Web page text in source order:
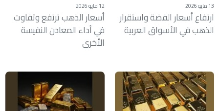
13 مايو 2026
ارتفاع أسعار الفضة واستقرار
الذهب في الأسواق العربية
12 مايو 2026
أسعار الذهب ترتفع وتفاوت
في أداء المعادن النفيسة
الأخرى